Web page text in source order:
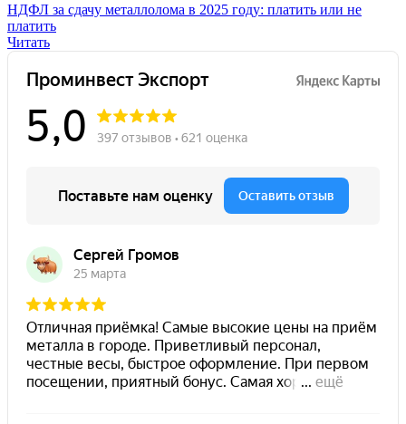
НДФЛ за сдачу металлолома в 2025 году: платить или не
платить
Читать